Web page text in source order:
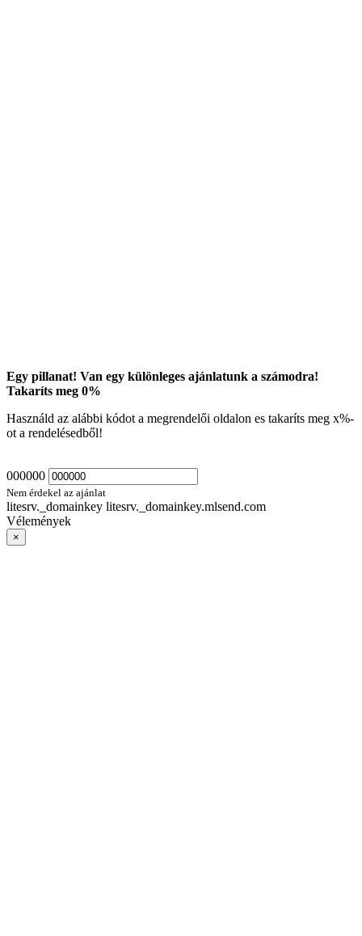
Egy pillanat! Van egy különleges ajánlatunk a számodra!
Takaríts meg 0%
Használd az alábbi kódot a megrendelői oldalon es takaríts meg x%-
ot a rendelésedből!
000000
Nem érdekel az ajánlat
litesrv._domainkey litesrv._domainkey.mlsend.com
Vélemények
×